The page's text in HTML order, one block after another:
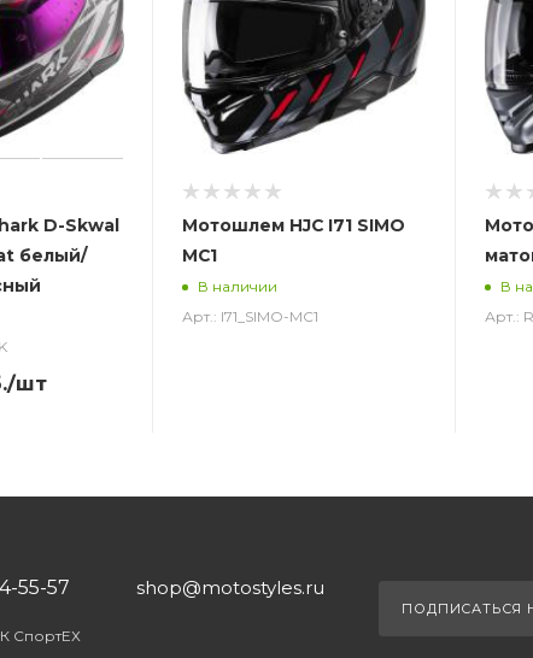
D-Skwal
белый/
/шт
Мотошлем HJC I71 SIMO
MC1
В наличии
Арт.: I71_SIMO-MC1
В
Арт.:
55-57
СпортЕХ
shop@motostyles.ru
ПОДПИСАТЬСЯ